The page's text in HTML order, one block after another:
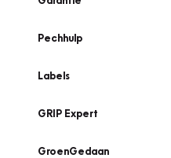
Pechhulp
Labels
GRIP Expert
GroenGedaan